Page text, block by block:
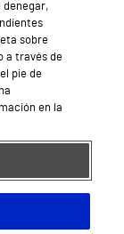
trabajo
Protección de datos
denegar,
sobre
a través de
pie de
en la